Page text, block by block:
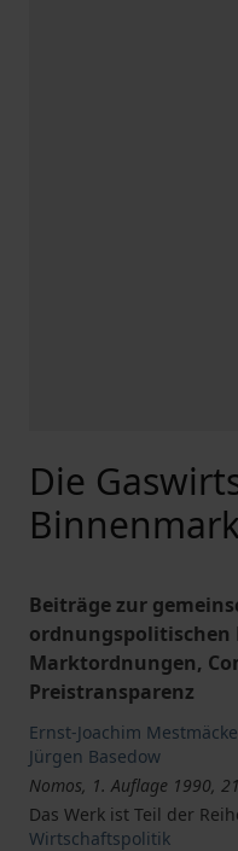
Die
Beiträge zur
ordnungspolitischen
Marktordnungen,
Preistransparenz
Ernst-Joachim
Jürgen Basedow
Nomos, 1. Auflage 1990,
Das Werk ist Teil der
Wirtschaftspolitik